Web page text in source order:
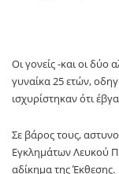
Οι γονείς -και οι δύο
γυναίκα 25 ετών,
ισχυρίστηκαν ότι
Σε βάρος τους,
Εγκλημάτων Λευκού
αδίκημα της Έκθεσης.